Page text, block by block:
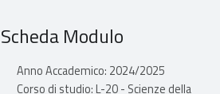
Scheda Modulo
Anno Accademico: 2024/2025
Corso di studio: L-20 - Scienze della